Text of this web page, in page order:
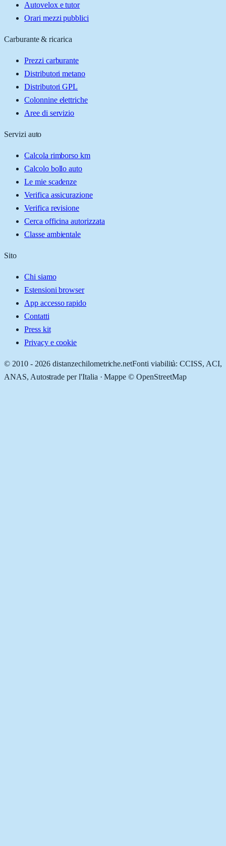
Autovelox e tutor
Orari mezzi pubblici
Carburante & ricarica
Prezzi carburante
Distributori metano
Distributori GPL
Colonnine elettriche
Aree di servizio
Servizi auto
Calcola rimborso km
Calcolo bollo auto
Le mie scadenze
Verifica assicurazione
Verifica revisione
Cerca officina autorizzata
Classe ambientale
Sito
Chi siamo
Estensioni browser
App accesso rapido
Contatti
Press kit
Privacy e cookie
© 2010 - 2026 distanzechilometriche.netFonti viabilità: CCISS, ACI,
ANAS, Autostrade per l'Italia · Mappe © OpenStreetMap